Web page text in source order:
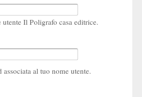
Il Poligrafo casa editrice.
associata al tuo nome utente.